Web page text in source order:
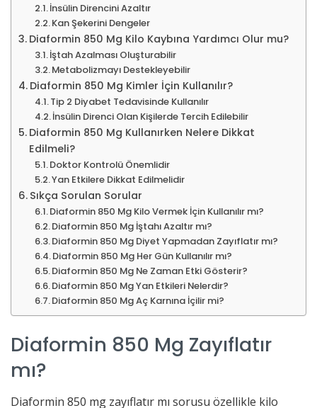
İnsülin Direncini Azaltır
Kan Şekerini Dengeler
Diaformin 850 Mg Kilo Kaybına Yardımcı Olur mu?
İştah Azalması Oluşturabilir
Metabolizmayı Destekleyebilir
Diaformin 850 Mg Kimler İçin Kullanılır?
Tip 2 Diyabet Tedavisinde Kullanılır
İnsülin Direnci Olan Kişilerde Tercih Edilebilir
Diaformin 850 Mg Kullanırken Nelere Dikkat
Edilmeli?
Doktor Kontrolü Önemlidir
Yan Etkilere Dikkat Edilmelidir
Sıkça Sorulan Sorular
Diaformin 850 Mg Kilo Vermek İçin Kullanılır mı?
Diaformin 850 Mg İştahı Azaltır mı?
Diaformin 850 Mg Diyet Yapmadan Zayıflatır mı?
Diaformin 850 Mg Her Gün Kullanılır mı?
Diaformin 850 Mg Ne Zaman Etki Gösterir?
Diaformin 850 Mg Yan Etkileri Nelerdir?
Diaformin 850 Mg Aç Karnına İçilir mi?
Diaformin 850 Mg Zayıflatır
mı?
Diaformin 850 mg zayıflatır mı sorusu özellikle kilo